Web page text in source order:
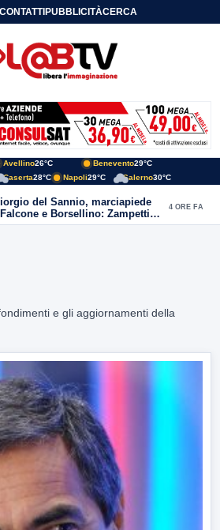
CONTATTIPUBBLICITÀCERCA
Avellino26°C Benevento29°C
Caserta28°C Napoli29°C Salerno30°C
del Sannio, marciapiede
e Borsellino: Zampetti e
replicano alle polemiche
4 ORE FA
e gli aggiornamenti della